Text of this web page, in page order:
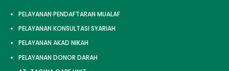
PELAYANAN PENDAFTARAN MUALAF
PELAYANAN KONSULTASI SYARIAH
PELAYANAN AKAD NIKAH
PELAYANAN DONOR DARAH